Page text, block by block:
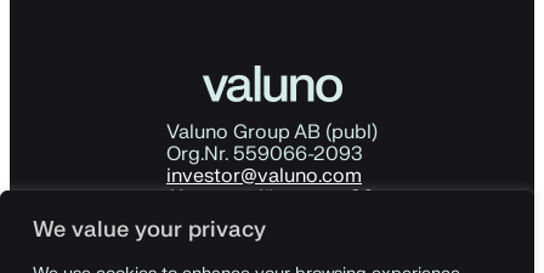
We value your privacy
Valuno Group AB (publ)
Org.Nr. 559066-2093
investor@valuno.com
Kommendörsgatan 30
114 48 Stockholm
Sverige
Ladda ner årsredovisningen